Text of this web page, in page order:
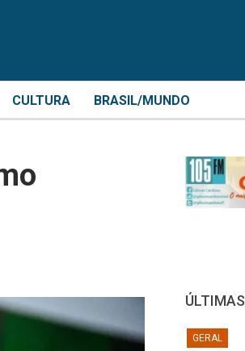
CULTURA BRASIL/MUNDO
ÚLTIMAS
GERAL